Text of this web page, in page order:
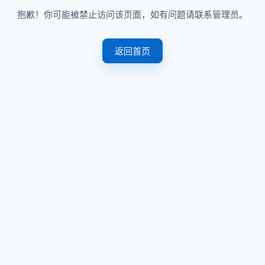
抱歉！你可能被禁止访问该页面，如有问题请联系管理员。
返回首页